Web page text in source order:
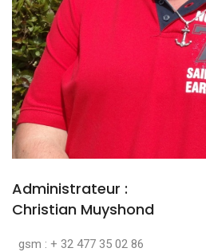
Administrateur :
Christian Muyshond
gsm : + 32 477 35 02 86